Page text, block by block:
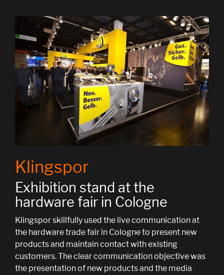
Klingspor
Exhibition stand at the
hardware fair in Cologne
Klingspor skillfully used the live communication at
the hardware trade fair in Cologne to present new
products and maintain contact with existing
customers. The clear communication objective was
the presentation of new products and the media